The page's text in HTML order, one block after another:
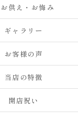
供え・お悔み
ギャラリー
お客様の声
当店の特徴
開店祝い